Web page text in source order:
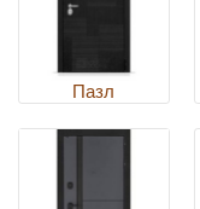
Пазл